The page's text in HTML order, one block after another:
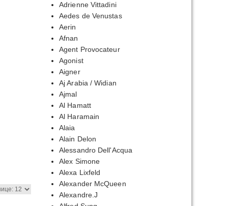
Adrienne Vittadini
Aedes de Venustas
Aerin
Afnan
Agent Provocateur
Agonist
Aigner
Aj Arabia / Widian
Ajmal
Al Hamatt
Al Haramain
Alaia
Alain Delon
Alessandro Dell'Acqua
Alex Simone
Alexa Lixfeld
Alexander McQueen
Alexandre.J